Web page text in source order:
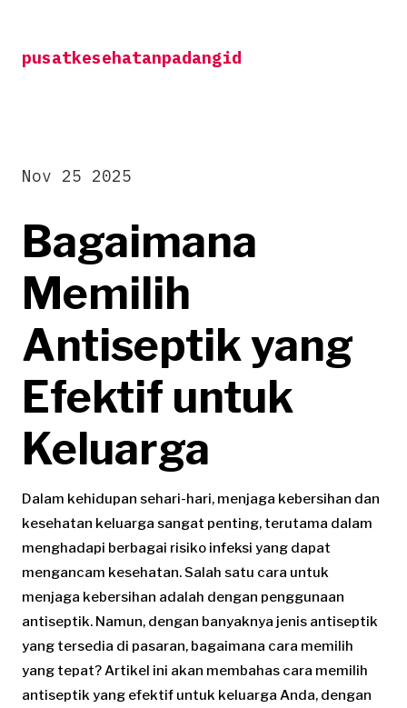
contentpusatkesehatanpadangid
Bagaimana
Memilih
Antiseptik yang
Efektif untuk
Keluarga
Nov 25 2025
Dalam kehidupan sehari-hari, menjaga kebersihan dan
kesehatan keluarga sangat penting, terutama dalam
menghadapi berbagai risiko infeksi yang dapat
mengancam kesehatan. Salah satu cara untuk
menjaga kebersihan adalah dengan penggunaan
antiseptik. Namun, dengan banyaknya jenis antiseptik
yang tersedia di pasaran, bagaimana cara memilih
yang tepat? Artikel ini akan membahas cara memilih
antiseptik yang efektif untuk keluarga Anda, dengan